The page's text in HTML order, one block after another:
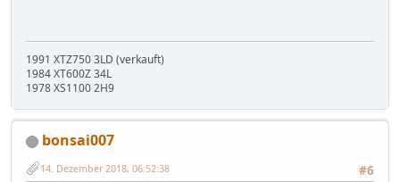
1991 XTZ750 3LD (verkauft)
1984 XT600Z 34L
1978 XS1100 2H9
bonsai007
#6
14. Dezember 2018, 06:52:38